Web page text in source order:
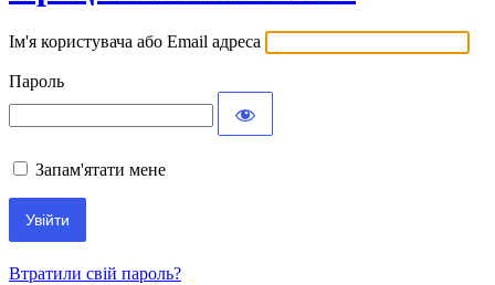
Ім'я користувача або Email адреса
Пароль
Запам'ятати мене
Втратили свій пароль?